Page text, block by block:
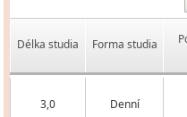
Délka studia Forma studia
3,0 Denní